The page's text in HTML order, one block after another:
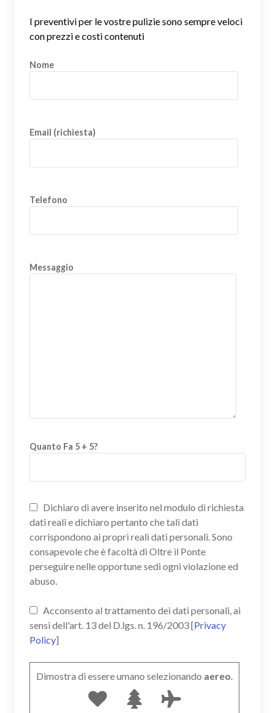
I preventivi per le vostre pulizie sono sempre veloci
con prezzi e costi contenuti
Nome
Email (richiesta)
Telefono
Messaggio
Quanto Fa 5 + 5?
Dichiaro di avere inserito nel modulo di richiesta
dati reali e dichiaro pertanto che tali dati
corrispondono ai propri reali dati personali. Sono
consapevole che è facoltà di Oltre il Ponte
perseguire nelle opportune sedi ogni violazione ed
abuso.
Acconsento al trattamento dei dati personali, ai
sensi dell'art. 13 del D.lgs. n. 196/2003 [Privacy
Policy]
Dimostra di essere umano selezionando aereo.